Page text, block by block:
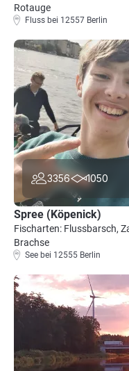
Rotauge
Fluss bei 12557 Berlin
3356 1050
Spree (Köpenick)
Fischarten: Flussbarsch,
Brachse
See bei 12555 Berlin